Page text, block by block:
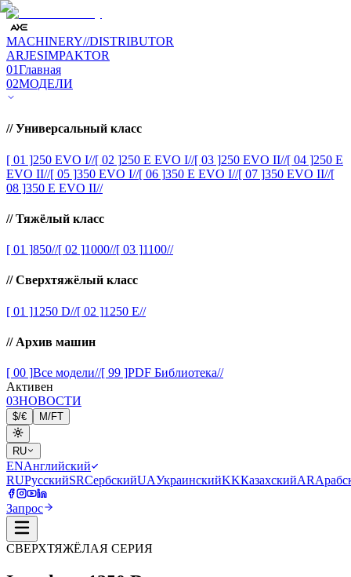
MACHINERY//DISTRIBUTOR
ARJESIMPAKTOR
01Главная
02МОДЕЛИ
// Универсальный класс
[ 01 ]250 EVO I//[ 02 ]250 E EVO I//[ 03 ]250 EVO II//[ 04 ]250 E
EVO II//[ 05 ]350 EVO I//[ 06 ]350 E EVO I//[ 07 ]350 EVO II//[
08 ]350 E EVO II//
// Тяжёлый класс
[ 01 ]850//[ 02 ]1000//[ 03 ]1100//
// Сверхтяжёлый класс
[ 01 ]1250 D//[ 02 ]1250 E//
// Архив машин
[ 00 ]Все модели//[ 99 ]PDF Библиотека//
Активен
03НОВОСТИ
$/€ M/FT
RU
ENАнглийский
RUРусскийSRСербскийUAУкраинскийKKКазахскийAR
Запрос
СВЕРХТЯЖЁЛАЯ СЕРИЯ